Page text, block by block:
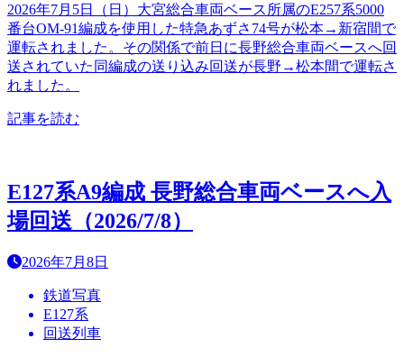
2026年7月5日（日）大宮総合車両ベース所属のE257系5000
番台OM-91編成を使用した特急あずさ74号が松本→新宿間で
運転されました。その関係で前日に長野総合車両ベースへ回
送されていた同編成の送り込み回送が長野→松本間で運転さ
れました。
記事を読む
E127系A9編成 長野総合車両ベースへ入
場回送（2026/7/8）
2026年7月8日
鉄道写真
E127系
回送列車